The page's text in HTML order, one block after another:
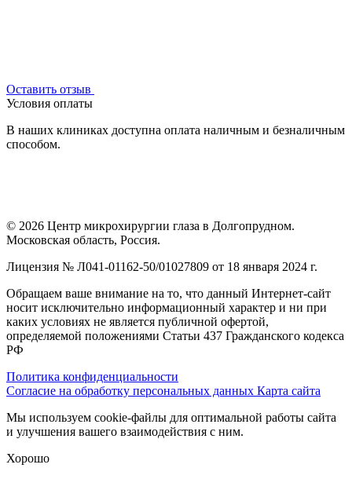
Оставить отзыв
Условия оплаты
В наших клиниках доступна оплата наличным и безналичным
способом.
© 2026 Центр микрохирургии глаза в Долгопрудном.
Московская область, Россия.
Лицензия № Л041-01162-50/01027809 от 18 января 2024 г.
Обращаем ваше внимание на то, что данный Интернет-сайт
носит исключительно информационный характер и ни при
каких условиях не является публичной офертой,
определяемой положениями Статьи 437 Гражданского кодекса
РФ
Политика конфиденциальности
Согласие на обработку персональных данных Карта сайта
Мы используем cookie-файлы для оптимальной работы сайта
и улучшения вашего взаимодействия с ним.
Хорошо